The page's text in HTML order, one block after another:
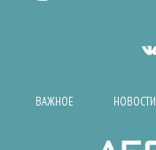
ВАЖНОЕ НОВОСТИ